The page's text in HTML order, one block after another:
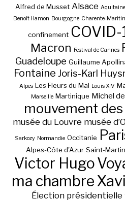
Alfred de Musset Alsace Aquitaine
Benoît Hamon Bourgogne Charente-
confinement COVID-
Macron Festival de Cannes
Guadeloupe Guillaume
Fontaine Joris-Karl
Alpes Les Fleurs du Mal Louis XIV
Marseille Martinique Michel
mouvement
musée du Louvre musée
Sarkozy Normandie Occitanie
Alpes-Côte d'Azur Saint-Martin
Victor Hugo
ma chambre
Élection présidentielle